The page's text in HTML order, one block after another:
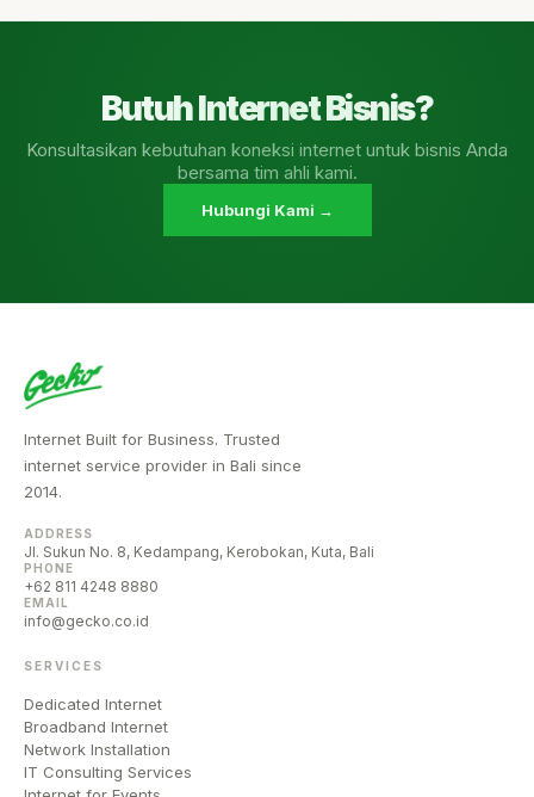
Butuh Internet Bisnis?
Konsultasikan kebutuhan koneksi internet untuk bisnis Anda
bersama tim ahli kami.
Hubungi Kami →
Internet Built for Business. Trusted
internet service provider in Bali since
2014.
ADDRESS
Jl. Sukun No. 8, Kedampang, Kerobokan, Kuta, Bali
PHONE
+62 811 4248 8880
EMAIL
info@gecko.co.id
SERVICES
Dedicated Internet
Broadband Internet
Network Installation
IT Consulting Services